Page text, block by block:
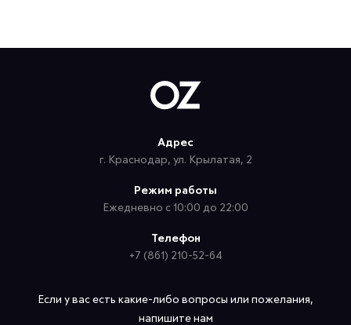
Адрес
г. Краснодар, ул. Крылатая, 2
Режим работы
Ежедневно с 10:00 до 22:00
Телефон
+7 (861) 210-52-64
Если у вас есть какие-либо вопросы или пожелания,
напишите нам